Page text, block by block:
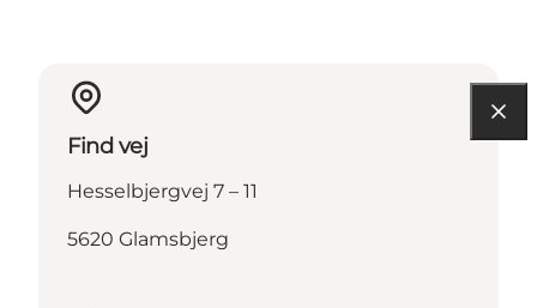
Find vej
Hesselbjergvej 7 – 11
5620 Glamsbjerg